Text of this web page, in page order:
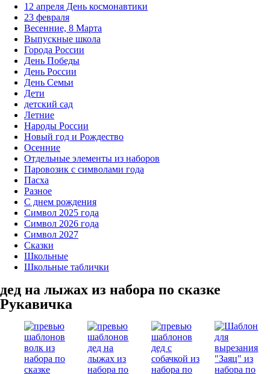
12 апреля День космонавтики
23 февраля
Весенние, 8 Марта
Выпускные школа
Города России
День Победы
День России
День Семьи
Дети
детский сад
Летние
Народы России
Новый год и Рождество
Осенние
Отдельные элементы из наборов
Паровозик с символами года
Пасха
Разное
С днем рождения
Символ 2025 года
Символ 2026 года
Символ 2027
Сказки
Школьные
Школьные таблички
дед на лыжах из набора по сказке
Рукавичка